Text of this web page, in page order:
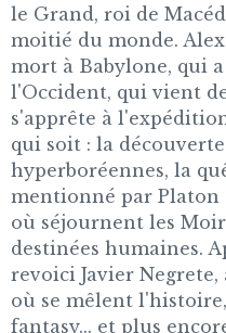
le Grand, roi de
moitié du monde.
mort à Babylone, qui
l'Occident, qui vient
s'apprête à
qui soit : la
hyperboréennes, la
mentionné par Platon
où séjournent les
destinées humaines.
revoici Javier
où se mêlent
fantasy... et plus